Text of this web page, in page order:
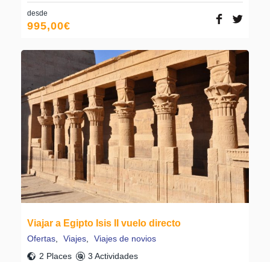
desde
995,00€
Viajar a Egipto Isis II vuelo directo
Ofertas Viajes
Viajes de novios
2 Places
3 Actividades